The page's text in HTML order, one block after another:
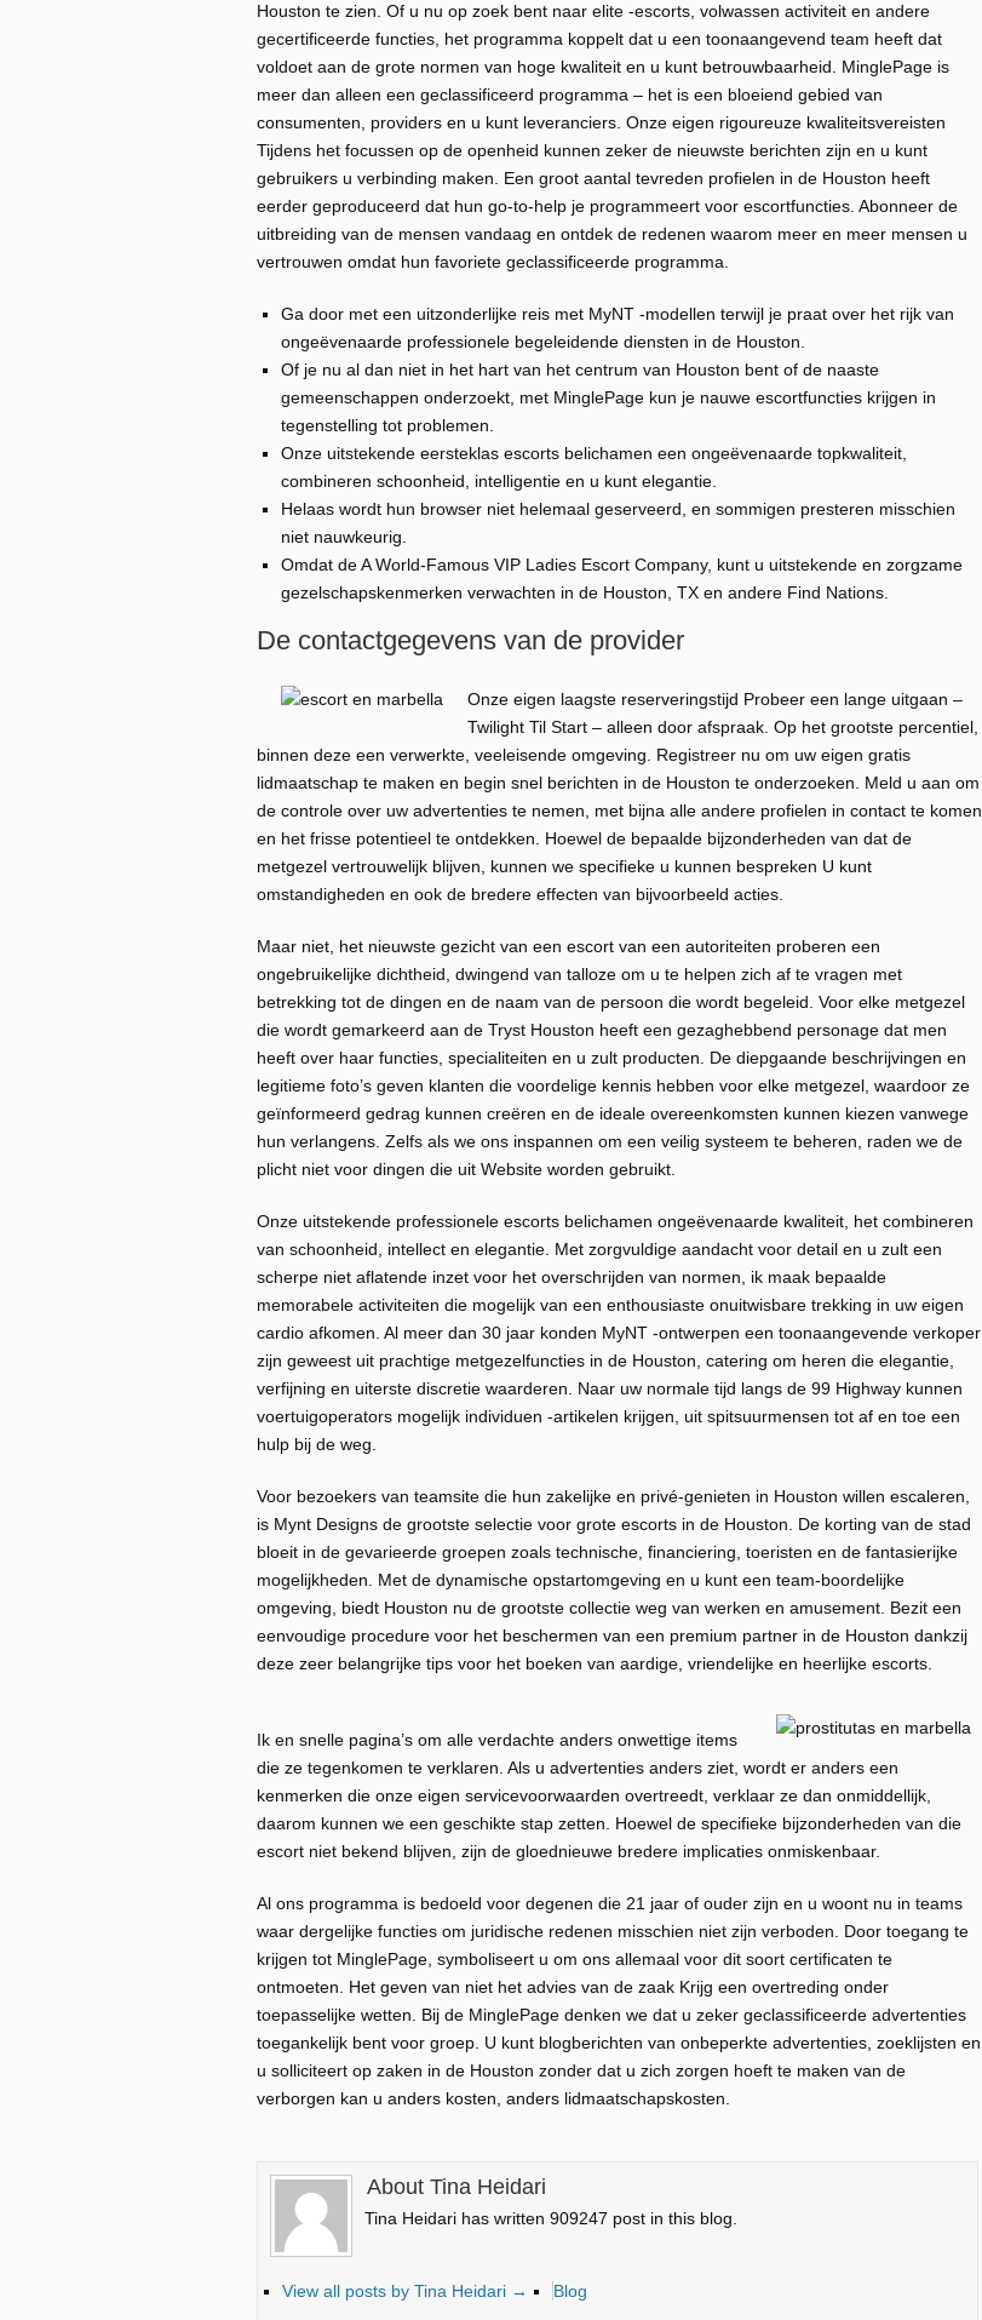
Houston te zien. Of u nu op zoek bent naar elite -escorts, volwassen activiteit en andere
gecertificeerde functies, het programma koppelt dat u een toonaangevend team heeft dat
voldoet aan de grote normen van hoge kwaliteit en u kunt betrouwbaarheid. MinglePage is
meer dan alleen een geclassificeerd programma – het is een bloeiend gebied van
consumenten, providers en u kunt leveranciers. Onze eigen rigoureuze kwaliteitsvereisten
Tijdens het focussen op de openheid kunnen zeker de nieuwste berichten zijn en u kunt
gebruikers u verbinding maken. Een groot aantal tevreden profielen in de Houston heeft
eerder geproduceerd dat hun go-to-help je programmeert voor escortfuncties. Abonneer de
uitbreiding van de mensen vandaag en ontdek de redenen waarom meer en meer mensen u
vertrouwen omdat hun favoriete geclassificeerde programma.
Ga door met een uitzonderlijke reis met MyNT -modellen terwijl je praat over het rijk van
ongeëvenaarde professionele begeleidende diensten in de Houston.
Of je nu al dan niet in het hart van het centrum van Houston bent of de naaste
gemeenschappen onderzoekt, met MinglePage kun je nauwe escortfuncties krijgen in
tegenstelling tot problemen.
Onze uitstekende eersteklas escorts belichamen een ongeëvenaarde topkwaliteit,
combineren schoonheid, intelligentie en u kunt elegantie.
Helaas wordt hun browser niet helemaal geserveerd, en sommigen presteren misschien
niet nauwkeurig.
Omdat de A World-Famous VIP Ladies Escort Company, kunt u uitstekende en zorgzame
gezelschapskenmerken verwachten in de Houston, TX en andere Find Nations.
De contactgegevens van de provider
Onze eigen laagste reserveringstijd Probeer een lange uitgaan –
Twilight Til Start – alleen door afspraak. Op het grootste percentiel,
binnen deze een verwerkte, veeleisende omgeving. Registreer nu om uw eigen gratis
lidmaatschap te maken en begin snel berichten in de Houston te onderzoeken. Meld u aan om
de controle over uw advertenties te nemen, met bijna alle andere profielen in contact te komen
en het frisse potentieel te ontdekken. Hoewel de bepaalde bijzonderheden van dat de
metgezel vertrouwelijk blijven, kunnen we specifieke u kunnen bespreken U kunt
omstandigheden en ook de bredere effecten van bijvoorbeeld acties.
Maar niet, het nieuwste gezicht van een escort van een autoriteiten proberen een
ongebruikelijke dichtheid, dwingend van talloze om u te helpen zich af te vragen met
betrekking tot de dingen en de naam van de persoon die wordt begeleid. Voor elke metgezel
die wordt gemarkeerd aan de Tryst Houston heeft een gezaghebbend personage dat men
heeft over haar functies, specialiteiten en u zult producten. De diepgaande beschrijvingen en
legitieme foto’s geven klanten die voordelige kennis hebben voor elke metgezel, waardoor ze
geïnformeerd gedrag kunnen creëren en de ideale overeenkomsten kunnen kiezen vanwege
hun verlangens. Zelfs als we ons inspannen om een ​​veilig systeem te beheren, raden we de
plicht niet voor dingen die uit Website worden gebruikt.
Onze uitstekende professionele escorts belichamen ongeëvenaarde kwaliteit, het combineren
van schoonheid, intellect en elegantie. Met zorgvuldige aandacht voor detail en u zult een
scherpe niet aflatende inzet voor het overschrijden van normen, ik maak bepaalde
memorabele activiteiten die mogelijk van een enthousiaste onuitwisbare trekking in uw eigen
cardio afkomen. Al meer dan 30 jaar konden MyNT -ontwerpen een toonaangevende verkoper
zijn geweest uit prachtige metgezelfuncties in de Houston, catering om heren die elegantie,
verfijning en uiterste discretie waarderen. Naar uw normale tijd langs de 99 Highway kunnen
voertuigoperators mogelijk individuen -artikelen krijgen, uit spitsuurmensen tot af en toe een
hulp bij de weg.
Voor bezoekers van teamsite die hun zakelijke en privé-genieten in Houston willen escaleren,
is Mynt Designs de grootste selectie voor grote escorts in de Houston. De korting van de stad
bloeit in de gevarieerde groepen zoals technische, financiering, toeristen en de fantasierijke
mogelijkheden. Met de dynamische opstartomgeving en u kunt een team-boordelijke
omgeving, biedt Houston nu de grootste collectie weg van werken en amusement. Bezit een
eenvoudige procedure voor het beschermen van een premium partner in de Houston dankzij
deze zeer belangrijke tips voor het boeken van aardige, vriendelijke en heerlijke escorts.
Ik en snelle pagina’s om alle verdachte anders onwettige items
die ze tegenkomen te verklaren. Als u advertenties anders ziet, wordt er anders een
kenmerken die onze eigen servicevoorwaarden overtreedt, verklaar ze dan onmiddellijk,
daarom kunnen we een geschikte stap zetten. Hoewel de specifieke bijzonderheden van die
escort niet bekend blijven, zijn de gloednieuwe bredere implicaties onmiskenbaar.
Al ons programma is bedoeld voor degenen die 21 jaar of ouder zijn en u woont nu in teams
waar dergelijke functies om juridische redenen misschien niet zijn verboden. Door toegang te
krijgen tot MinglePage, symboliseert u om ons allemaal voor dit soort certificaten te
ontmoeten. Het geven van niet het advies van de zaak Krijg een overtreding onder
toepasselijke wetten. Bij de MinglePage denken we dat u zeker geclassificeerde advertenties
toegankelijk bent voor groep. U kunt blogberichten van onbeperkte advertenties, zoeklijsten en
u solliciteert op zaken in de Houston zonder dat u zich zorgen hoeft te maken van de
verborgen kan u anders kosten, anders lidmaatschapskosten.
About Tina Heidari
Tina Heidari has written 909247 post in this blog.
View all posts by Tina Heidari → Blog